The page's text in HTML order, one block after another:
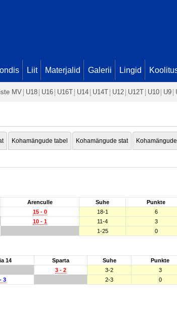
Liit Materjalid Galerii Lingid
MV U18 U16 U16T U14 U14T U12 U12T U10 U9
Kohamängude tabel Kohamängude stat
Arenculle Suhe Punkte
15 - 0 18-1 6
10 - 1 11-4 3
1-25 0
14 Sparta Suhe Punkte
3 - 2 3-2 3
3 2-3 0